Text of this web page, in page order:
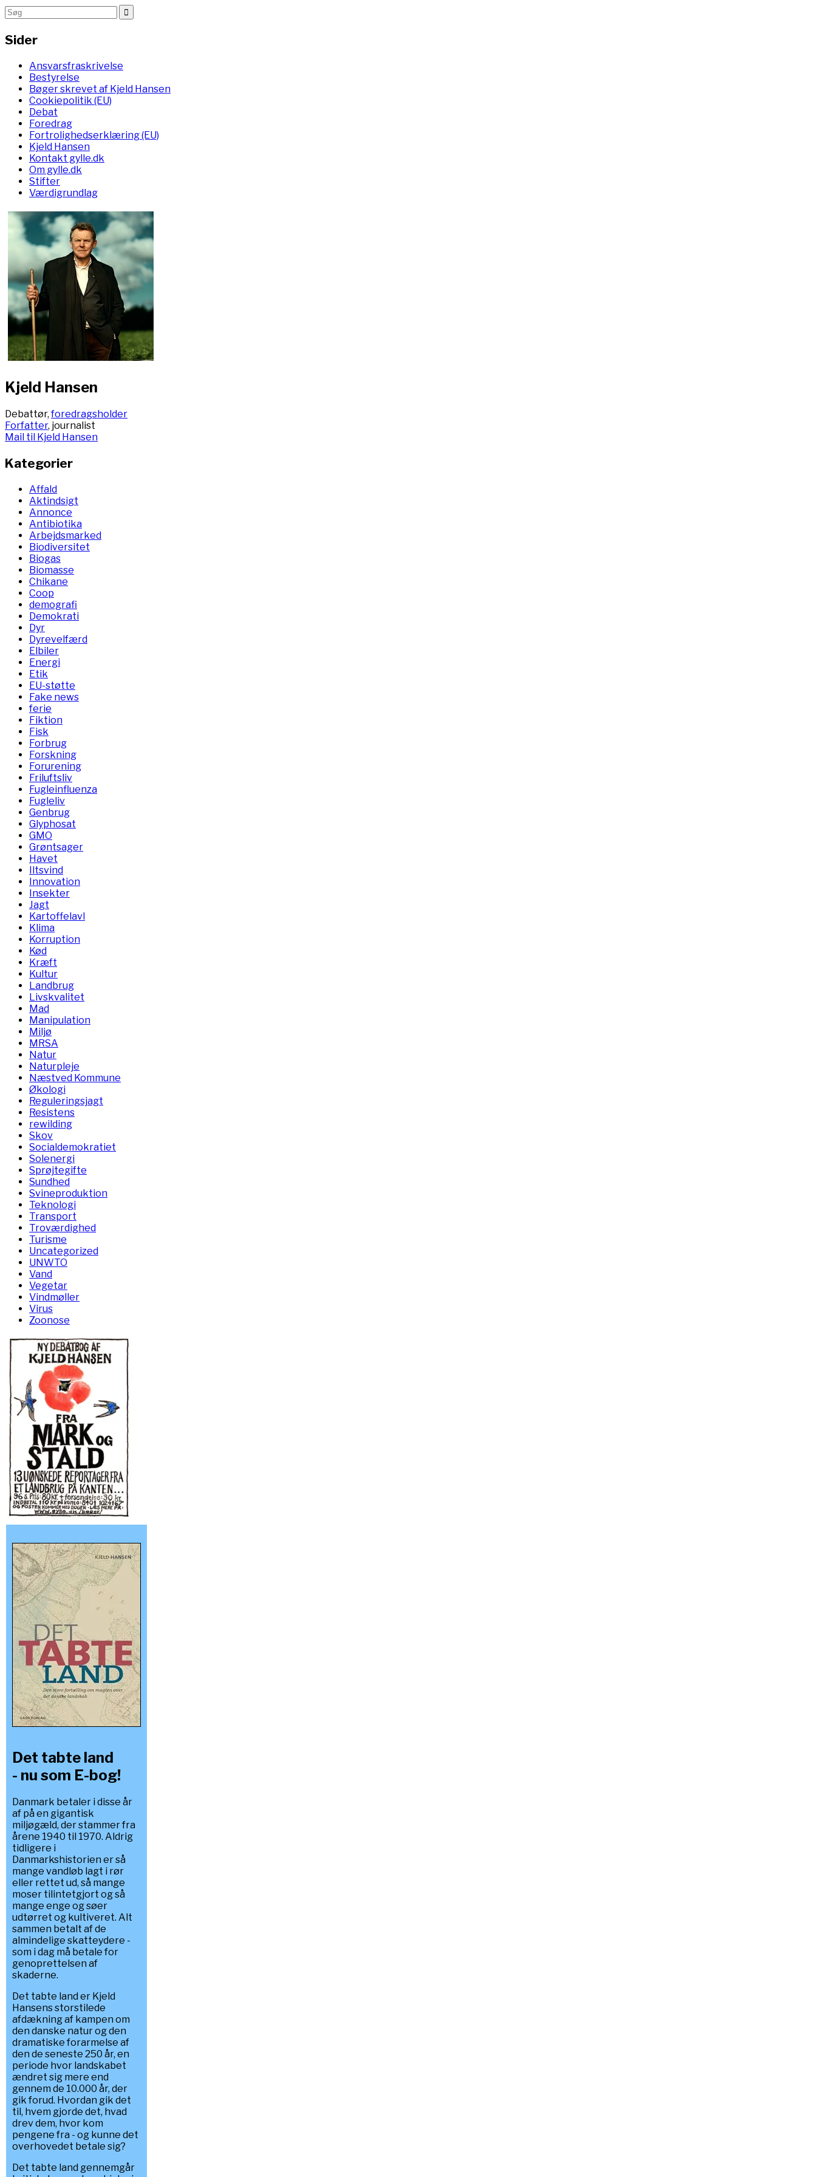
Sider
Ansvarsfraskrivelse
Bestyrelse
Bøger skrevet af Kjeld Hansen
Cookiepolitik (EU)
Debat
Foredrag
Fortrolighedserklæring (EU)
Kjeld Hansen
Kontakt gylle.dk
Om gylle.dk
Stifter
Værdigrundlag
Kjeld Hansen
Debattør,foredragsholder
Forfatter, journalist
Mail til Kjeld Hansen
Kategorier
Affald
Aktindsigt
Annonce
Antibiotika
Arbejdsmarked
Biodiversitet
Biogas
Biomasse
Chikane
Coop
demografi
Demokrati
Dyr
Dyrevelfærd
Elbiler
Energi
Etik
EU-støtte
Fake news
ferie
Fiktion
Fisk
Forbrug
Forskning
Forurening
Friluftsliv
Fugleinfluenza
Fugleliv
Genbrug
Glyphosat
GMO
Grøntsager
Havet
Iltsvind
Innovation
Insekter
Jagt
Kartoffelavl
Klima
Korruption
Kød
Kræft
Kultur
Landbrug
Livskvalitet
Mad
Manipulation
Miljø
MRSA
Natur
Naturpleje
Næstved Kommune
Økologi
Reguleringsjagt
Resistens
rewilding
Skov
Socialdemokratiet
Solenergi
Sprøjtegifte
Sundhed
Svineproduktion
Teknologi
Transport
Troværdighed
Turisme
Uncategorized
UNWTO
Vand
Vegetar
Vindmøller
Virus
Zoonose
Det tabte land
- nu som E-bog!
Danmark betaler i disse år
af på en gigantisk
miljøgæld, der stammer fra
årene 1940 til 1970. Aldrig
tidligere i
Danmarkshistorien er så
mange vandløb lagt i rør
eller rettet ud, så mange
moser tilintetgjort og så
mange enge og søer
udtørret og kultiveret. Alt
sammen betalt af de
almindelige skatteydere -
som i dag må betale for
genoprettelsen af
skaderne.
Det tabte land er Kjeld
Hansens storstilede
afdækning af kampen om
den danske natur og den
dramatiske forarmelse af
den de seneste 250 år, en
periode hvor landskabet
ændret sig mere end
gennem de 10.000 år, der
gik forud. Hvordan gik det
til, hvem gjorde det, hvad
drev dem, hvor kom
pengene fra - og kunne det
overhovedet betale sig?
Det tabte land gennemgår